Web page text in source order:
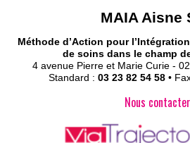
MAIA Aisne
Méthode d’Action pour
de soins dans le champ
4 avenue Pierre et Marie Curie -
Standard : 03 23 82 54 58•
Nous contacter